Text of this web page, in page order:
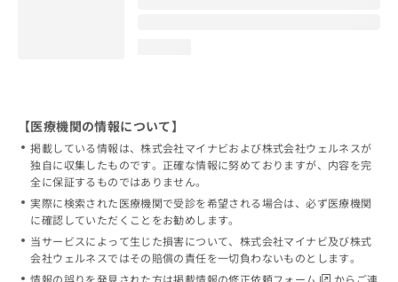
【医療機関の情報について】
掲載している情報は、株式会社マイナビおよび株式会社ウェルネスが
独自に収集したものです。正確な情報に努めておりますが、内容を完
全に保証するものではありません。
実際に検索された医療機関で受診を希望される場合は、必ず医療機関
に確認していただくことをお勧めします。
当サービスによって生じた損害について、株式会社マイナビ及び株式
会社ウェルネスではその賠償の責任を一切負わないものとします。
情報の誤りを発見された方は掲載情報の修正依頼フォーム
からご連